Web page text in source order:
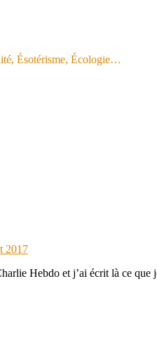
Ésotérisme, Écologie…
2017
Hebdo et j’ai écrit là ce